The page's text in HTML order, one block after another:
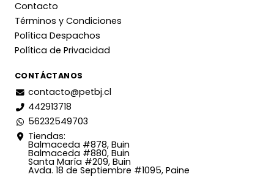
Contacto
Términos y Condiciones
Política Despachos
Política de Privacidad
CONTÁCTANOS
contacto@petbj.cl
442913718
56232549703
Tiendas:
Balmaceda #878, Buin
Balmaceda #880, Buin
Santa María #209, Buin
Avda. 18 de Septiembre #1095, Paine